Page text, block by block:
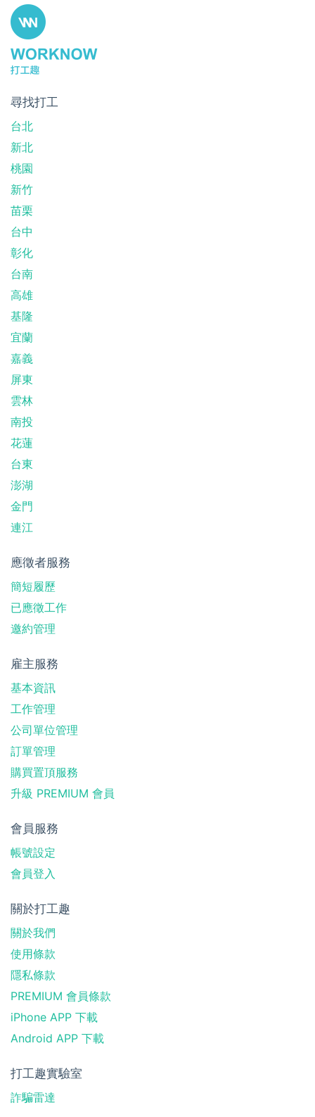
尋找打工
台北
新北
桃園
新竹
苗栗
台中
彰化
台南
高雄
基隆
宜蘭
嘉義
屏東
雲林
南投
花蓮
台東
澎湖
金門
連江
應徵者服務
簡短履歷
已應徵工作
邀約管理
雇主服務
基本資訊
工作管理
公司單位管理
訂單管理
購買置頂服務
升級 PREMIUM 會員
會員服務
帳號設定
會員登入
關於打工趣
關於我們
使用條款
隱私條款
PREMIUM 會員條款
iPhone APP 下載
Android APP 下載
打工趣實驗室
詐騙雷達